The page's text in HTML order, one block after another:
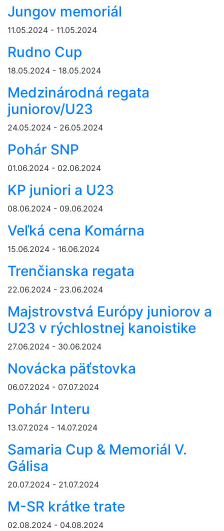
Jungov memoriál
11.05.2024 - 11.05.2024
Rudno Cup
18.05.2024 - 18.05.2024
Medzinárodná regata
juniorov/U23
24.05.2024 - 26.05.2024
Pohár SNP
01.06.2024 - 02.06.2024
KP juniori a U23
08.06.2024 - 09.06.2024
Veľká cena Komárna
15.06.2024 - 16.06.2024
Trenčianska regata
22.06.2024 - 23.06.2024
Majstrovstvá Európy juniorov a
U23 v rýchlostnej kanoistike
27.06.2024 - 30.06.2024
Novácka päťstovka
06.07.2024 - 07.07.2024
Pohár Interu
13.07.2024 - 14.07.2024
Samaria Cup & Memoriál V.
Gálisa
20.07.2024 - 21.07.2024
M-SR krátke trate
02.08.2024 - 04.08.2024